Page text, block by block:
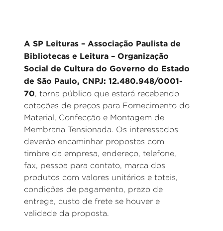
A SP Leituras – Associação Paulista de
Bibliotecas e Leitura – Organização
Social de Cultura do Governo do Estado
de São Paulo, CNPJ: 12.480.948/0001-
70, torna público que estará recebendo
cotações de preços para Fornecimento do
Material, Confecção e Montagem de
Membrana Tensionada. Os interessados
deverão encaminhar propostas com
timbre da empresa, endereço, telefone,
fax, pessoa para contato, marca dos
produtos com valores unitários e totais,
condições de pagamento, prazo de
entrega, custo de frete se houver e
validade da proposta.